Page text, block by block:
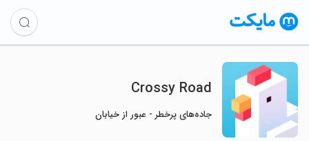
Crossy Road
جاده‌های پرخطر - عبور از خیابان